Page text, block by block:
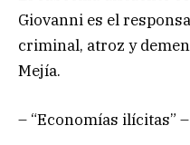
Giovanni es el
criminal, atroz y
Mejía.
– “Economías ilícitas” –